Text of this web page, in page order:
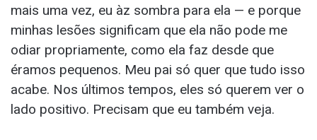
mais uma vez, eu àz sombra para ela — e porque
minhas lesões significam que ela não pode me
odiar propriamente, como ela faz desde que
éramos pequenos. Meu pai só quer que tudo isso
acabe. Nos últimos tempos, eles só querem ver o
lado positivo. Precisam que eu também veja.